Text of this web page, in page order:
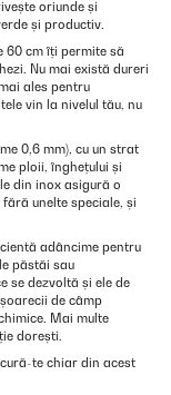
oriunde și
și productiv.
60 cm îți permite să
Nu mai există dureri
ales pentru
vin la nivelul tău, nu
0,6 mm), cu un strat
ploii, înghețului și
din inox asigură o
unelte speciale, și
adâncime pentru
păstăi sau
se dezvoltă și ele de
de câmp
Mai multe
dorești.
te chiar din acest